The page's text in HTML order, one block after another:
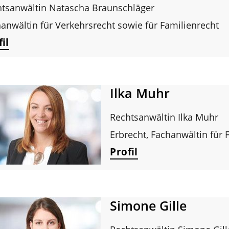
Natascha Braunschläger
für Verkehrsrecht sowie für Familienrecht
Ilka Muhr
Rechtsanwältin Ilka Muhr
Erbrecht, Fachanwältin für
Profil
Simone Gille